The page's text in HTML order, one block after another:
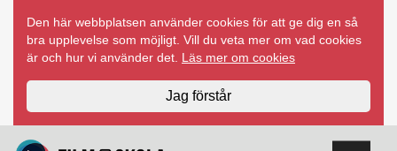
innehåll
Den här webbplatsen använder cookies för att ge dig en så
bra upplevelse som möjligt. Vill du veta mer om vad cookies
är och hur vi använder det. Läs mer om cookies
Jag förstår